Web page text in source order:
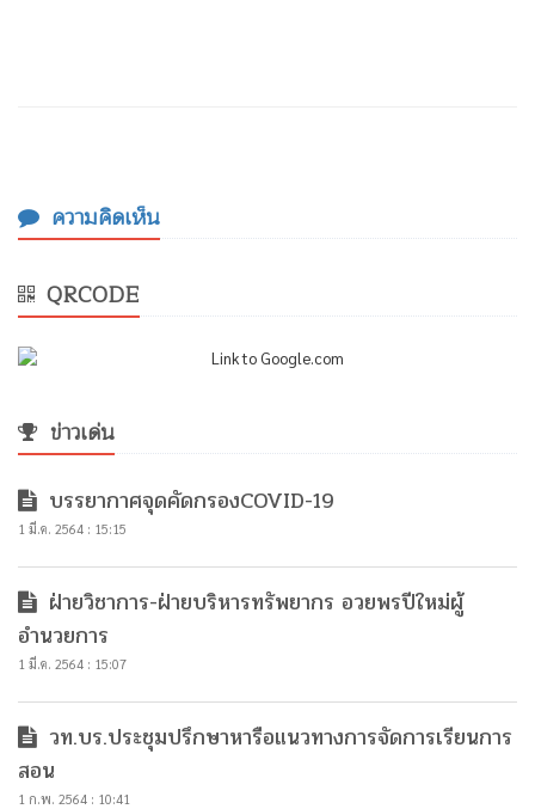
ความคิดเห็น
QRCODE
ข่าวเด่น
บรรยากาศจุดคัดกรองCOVID-19
1 มี.ค. 2564 : 15:15
ฝ่ายวิชาการ-ฝ่ายบริหารทรัพยากร อวยพรปีใหม่ผู้
อำนวยการ
1 มี.ค. 2564 : 15:07
วท.บร.ประชุมปรึกษาหารือแนวทางการจัดการเรียนการ
สอน
1 ก.พ. 2564 : 10:41